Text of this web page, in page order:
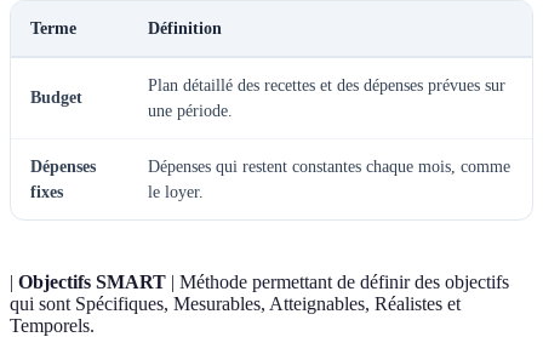
Terme Définition
Budget
Plan détaillé des recettes et des dépenses prévues sur
une période.
Dépenses
fixes
Dépenses qui restent constantes chaque mois, comme
le loyer.
| Objectifs SMART | Méthode permettant de définir des objectifs
qui sont Spécifiques, Mesurables, Atteignables, Réalistes et
Temporels.